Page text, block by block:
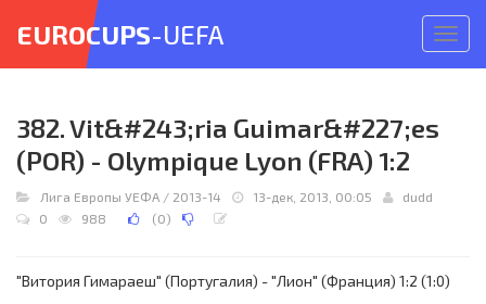
меню
EUROCUPS-UEFA
382. Vit&#243;ria Guimar&#227;es
(POR) - Olympique Lyon (FRA) 1:2
Лига Европы УЕФА / 2013-14 13-дек, 2013, 00:05
dudd
0
988 (0)
"Витория Гимараеш" (Португалия) - "Лион" (Франция) 1:2 (1:0)